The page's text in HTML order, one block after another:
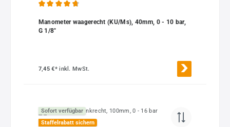
Manometer waagerecht (KU/Ms), 40mm, 0 - 10 bar,
G 1/8"
7,45 €*inkl. MwSt.
Sofort verfügbar
Staffelrabatt sichern